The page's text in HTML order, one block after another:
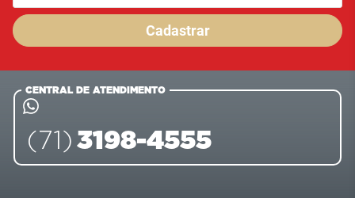
Cadastrar
CENTRAL DE ATENDIMENTO
(71) 3198-4555